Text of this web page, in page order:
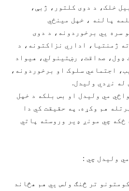
خلک، د دوی کلتور، ژبې،
پالنه ، خپل مينځي
سره يي برخوردونه، د دوی
ژمنتيا، اداري نزاکتونه، د
ډول، صداقت، رښتينولي، هيواد
اجتماعي سلوک او برخوردونه،
له نږدي وليدل.
مي وليدل او بس بلکه د خپل
هم وکړه. په حقيقت کي دا
ځکه چي مونږ ډير وروسته پاتي
وليدل چي :
تر څنګ ولس يي هم هڅاند